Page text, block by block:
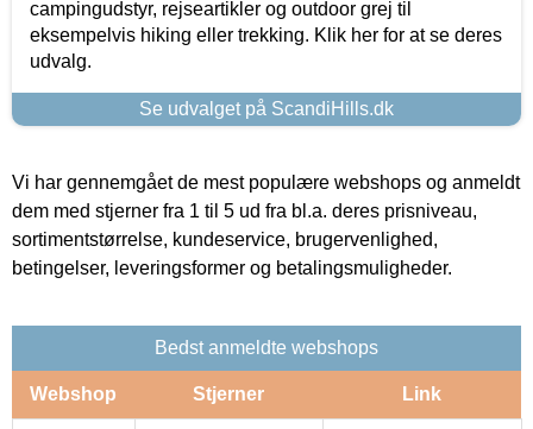
campingudstyr, rejseartikler og outdoor grej til
eksempelvis hiking eller trekking. Klik her for at se deres
udvalg.
Se udvalget på ScandiHills.dk
Vi har gennemgået de mest populære webshops og anmeldt
dem med stjerner fra 1 til 5 ud fra bl.a. deres prisniveau,
sortimentstørrelse, kundeservice, brugervenlighed,
betingelser, leveringsformer og betalingsmuligheder.
Bedst anmeldte webshops
Webshop Stjerner Link